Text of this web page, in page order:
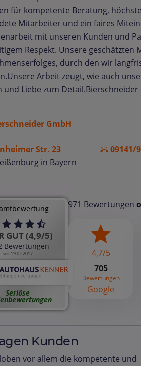
für kompetente Beratung,
Mitarbeiter und ein faires
mit unseren Kunden und
Respekt. Unsere
durch den wir
Arbeit zeugt, wie auch
und Liebe zum
GmbH
Str. 23
in Bayern
09141/
GUT (4,9/5)
Bewertungen
seit 19.02.2017
Seriöse
971 Bewertungen
4,7/5
705
Bewertungen
Google
Kunden
vor allem die kompetente und